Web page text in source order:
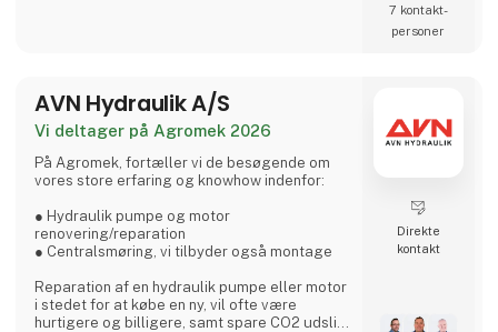
high-end maskinpark og t
7 kontakt­
personer
AVN Hydraulik A/S
Vi deltager på Agromek 2026
På Agromek, fortæller vi de besøgende om
vores store erfaring og knowhow indenfor:
● Hydraulik pumpe og motor
renovering/reparation
● Centralsmøring, vi tilbyder også montage
Reparation af en hydraulik pumpe eller motor
i stedet for at købe en ny, vil ofte være
hurtigere og billigere, samt spare CO2 udslip.
Direkte
kontakt